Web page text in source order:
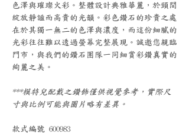
色澤與璀璨火彩。整體設計典雅華麗，於頸間
綻放靜謐而高貴的光韻。彩色鑽石的珍貴之處
在於其獨一無二的色澤與濃度，而這份細膩的
光彩往往難以透過螢幕完整展現。誠邀您親臨
門市，與我們的鑽石團隊一同細賞彩鑽真實的
絢麗之美。
***模特兒配戴之鑽飾僅供視覺參考，實際尺
寸與比例可能與圖片略有差異。
款式編號 600983